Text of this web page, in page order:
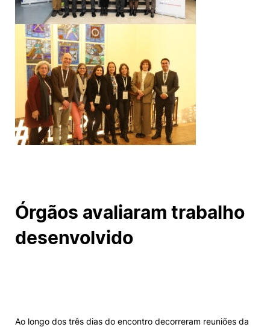
Órgãos avaliaram trabalho
desenvolvido
Ao longo dos três dias do encontro decorreram reuniões da